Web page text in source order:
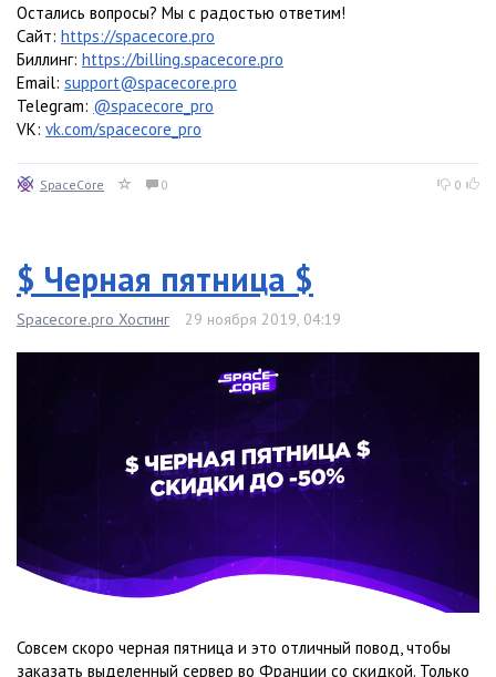
Остались вопросы? Мы с радостью ответим!
Сайт: https://spacecore.pro
Биллинг: https://billing.spacecore.pro
Email: support@spacecore.pro
Telegram: @spacecore_pro
VK: vk.com/spacecore_pro
SpaceCore 0 0
$ Черная пятница $
Spacecore.pro Хостинг 29 ноября 2019, 04:19
Совсем скоро черная пятница и это отличный повод, чтобы
заказать выделенный сервер во Франции со скидкой. Только